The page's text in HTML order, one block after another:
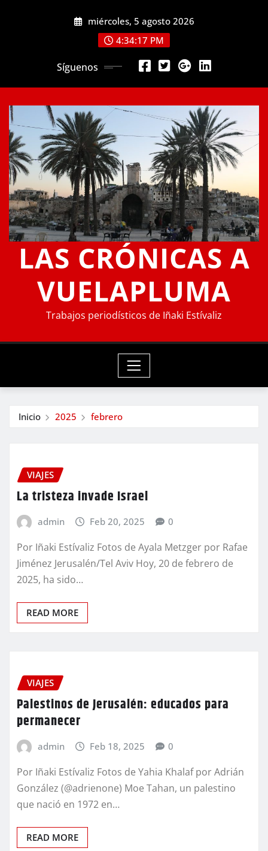
miércoles, 5 agosto 2026
4:34:18 PM
Síguenos
LAS CRÓNICAS A
VUELAPLUMA
Trabajos periodísticos de Iñaki Estívaliz
Inicio 2025 febrero
VIAJES
La tristeza invade Israel
admin Feb 20, 2025 0
Por Iñaki Estívaliz Fotos de Ayala Metzger por Rafae
Jiménez Jerusalén/Tel Aviv Hoy, 20 de febrero de
2025, ha sido…
READ MORE
VIAJES
Palestinos de Jerusalén: educados para
permanecer
admin Feb 18, 2025 0
Por Iñaki Estívaliz Fotos de Yahia Khalaf por Adrián
González (@adrienone) Moe Tahan, un palestino
que nació en 1972 en…
READ MORE